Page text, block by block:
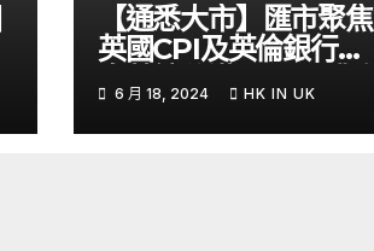
【通悉大市】匯市聚焦
英國CPI及英倫銀行議
息英鎊兌港元PUT獲資
金留意 – Now 財經
6 月 18, 2024 HK IN UK